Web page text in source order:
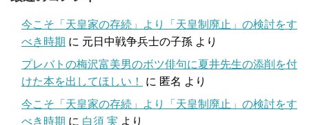
今こそ「天皇家の存続」より「天皇制廃止」の検討をす
べき時期 に 元日中戦争兵士の子孫 より
プレバトの梅沢富美男のボツ俳句に夏井先生の添削を付
けた本を出してほしい！
に 匿名 より
今こそ「天皇家の存続」より「天皇制廃止」の検討をす
べき時期 に 白須 実 より